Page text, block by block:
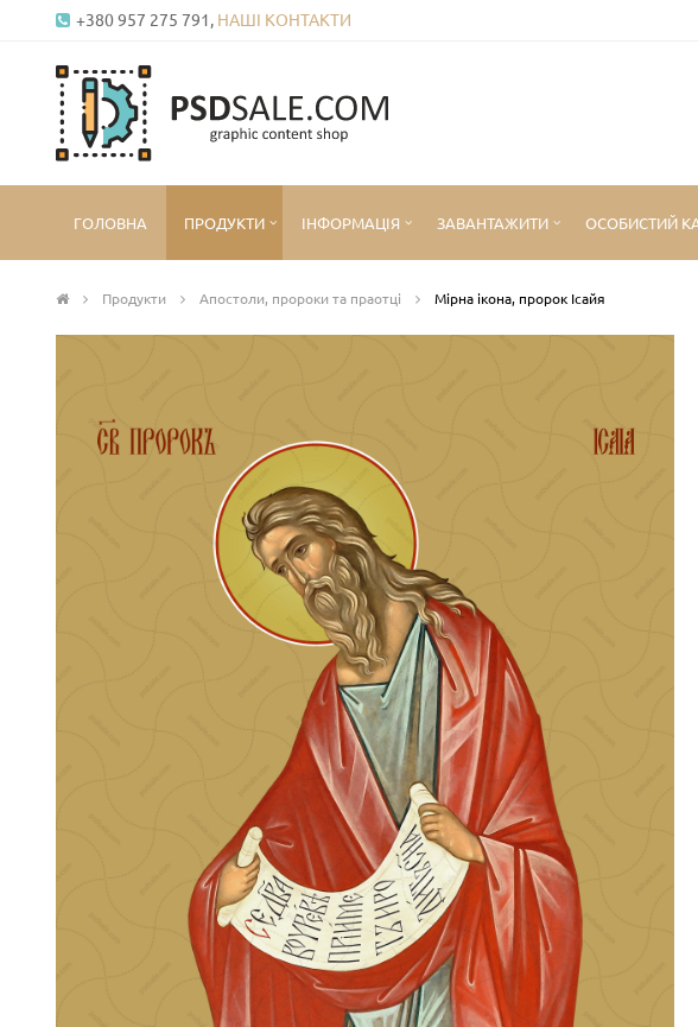
+380 957 275 791, НАШІ КОНТАКТИ
ГОЛОВНА ПРОДУКТИ ІНФОРМАЦІЯ ЗАВАНТАЖИТИ ОСОБИСТИЙ
Продукти Апостоли, пророки та праотці Мірна ікона, пророк Ісайя